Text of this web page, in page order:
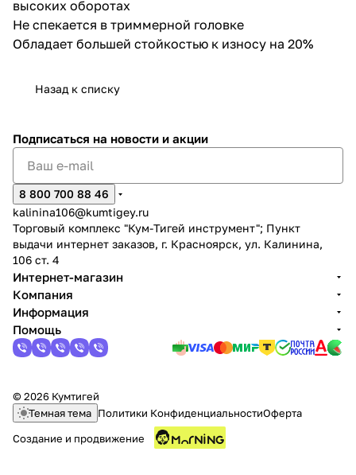
высоких оборотах
Не спекается в триммерной головке
Обладает большей стойкостью к износу на 20%
Назад к списку
Подписаться на новости и акции
8 800 700 88 46
kalinina106@kumtigey.ru
Торговый комплекс "Кум-Тигей инструмент"; Пункт
выдачи интернет заказов, г. Красноярск, ул. Калинина,
106 ст. 4
Интернет-магазин
Компания
Информация
Помощь
© 2026 Кумтигей
Темная тема Политики КонфиденциальностиОферта
Создание и продвижение
раз в 2 недели